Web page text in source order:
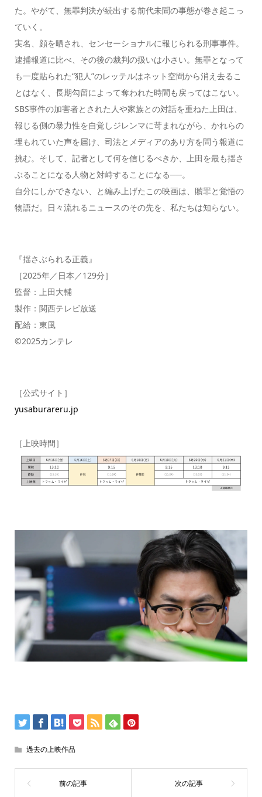
た。やがて、無罪判決が続出する前代未聞の事態が巻き起こっ
ていく。
実名、顔を晒され、センセーショナルに報じられる刑事事件。
逮捕報道に比べ、その後の裁判の扱いは小さい。無罪となって
も一度貼られた“犯人”のレッテルはネット空間から消え去るこ
とはなく、長期勾留によって奪われた時間も戻ってはこない。
SBS事件の加害者とされた人や家族との対話を重ねた上田は、
報じる側の暴力性を自覚しジレンマに苛まれながら、かれらの
埋もれていた声を届け、司法とメディアのあり方を問う報道に
挑む。そして、記者として何を信じるべきか、上田を最も揺さ
ぶることになる人物と対峙することになる──。
自分にしかできない、と編み上げたこの映画は、贖罪と覚悟の
物語だ。日々流れるニュースのその先を、私たちは知らない。
『揺さぶられる正義』
［2025年／日本／129分］
監督：上田大輔
製作：関西テレビ放送
配給：東風
©2025カンテレ
［公式サイト］
yusaburareru.jp
［上映時間］
過去の上映作品